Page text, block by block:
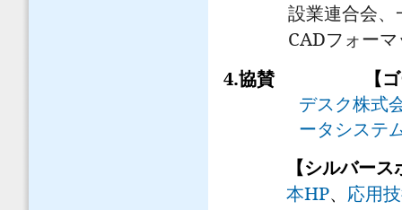
設業連合会、
CADフォー
4.協賛
【
デスク株式
ータシステ
【シルバー
本HP、 応用